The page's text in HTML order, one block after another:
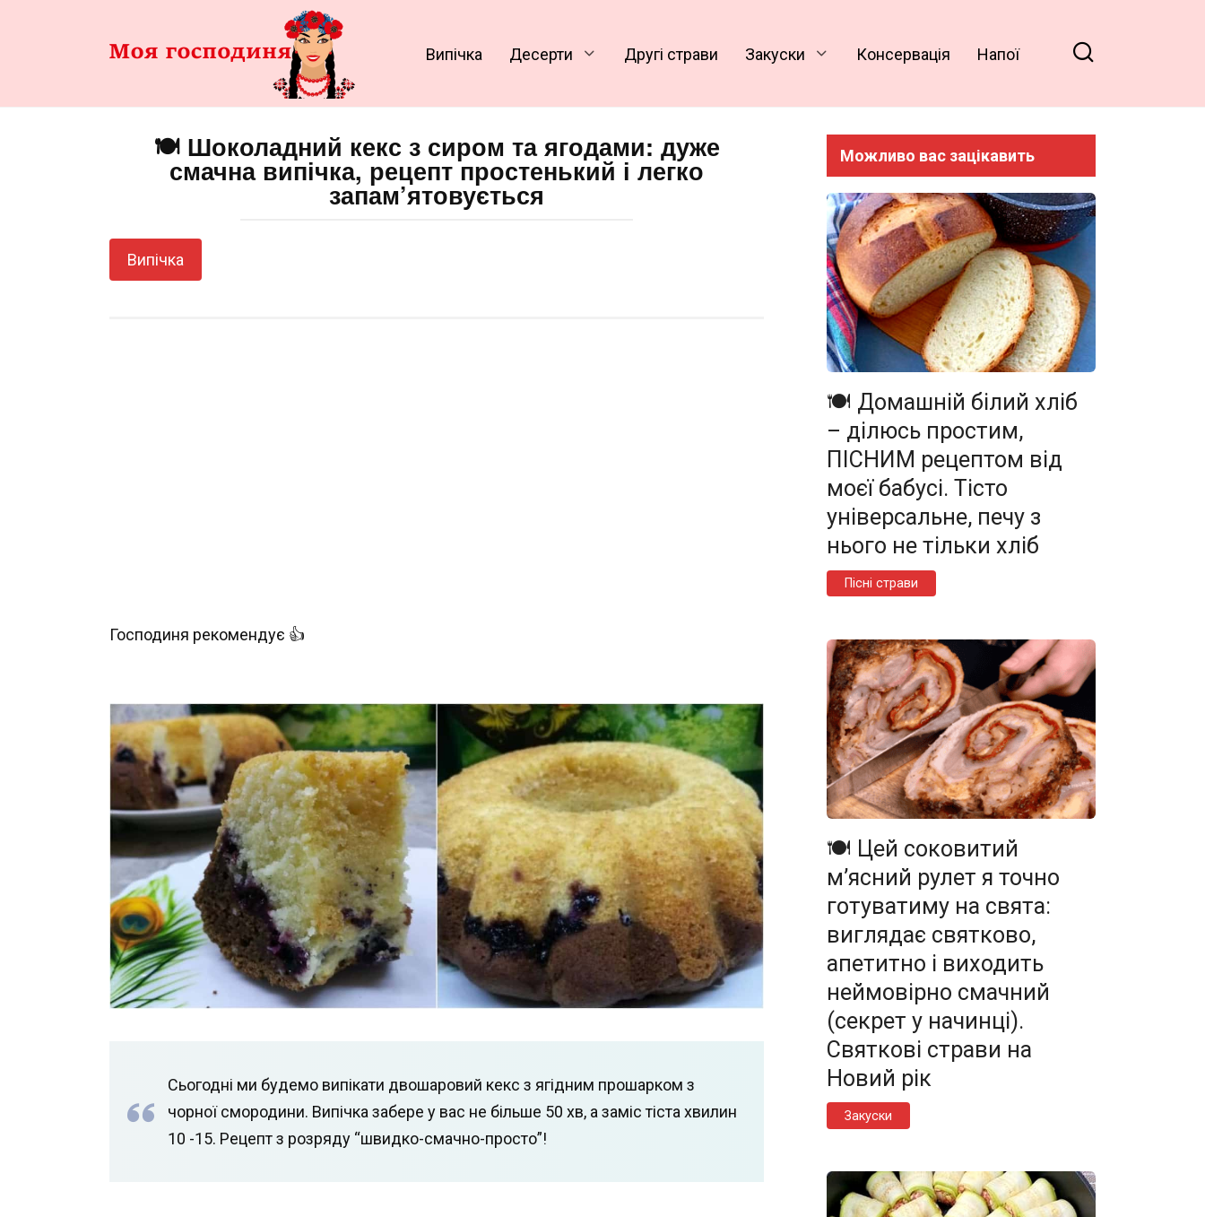
Випічка Десерти Другі страви Закуски Консервація Напої
🍽️ Шоколадний кекс з сиром та ягодами: дуже
смачна випічка, рецепт простенький і легко
запам’ятовується
Випічка
Господиня рекомендує 👍
Сьогодні ми будемо випікати двошаровий кекс з ягідним прошарком з
чорної смородини. Випічка забере у вас не більше 50 хв, а заміс тіста хвилин
10 -15. Рецепт з розряду “швидко-смачно-просто”!
Можливо вас зацікавить
🍽️ Домашній білий хліб
– ділюсь простим,
ПІСНИМ рецептом від
моєї бабусі. Тісто
універсальне, печу з
нього не тільки хліб
Пісні страви
🍽️ Цей соковитий
м’ясний рулет я точно
готуватиму на свята:
виглядає святково,
апетитно і виходить
неймовірно смачний
(секрет у начинці).
Святкові страви на
Новий рік
Закуски